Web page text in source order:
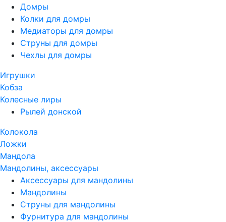
Домры
Колки для домры
Медиаторы для домры
Струны для домры
Чехлы для домры
Игрушки
Кобза
Колесные лиры
Рылей донской
Колокола
Ложки
Мандола
Мандолины, аксессуары
Аксессуары для мандолины
Мандолины
Струны для мандолины
Фурнитура для мандолины